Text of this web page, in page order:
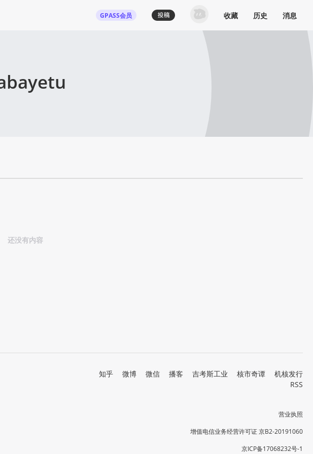
GPASS会员 收藏 历史 消息
还没有内容
知乎 微博 微信 播客 吉考斯工业 核市奇谭
机核发行
RSS
营业执照
增值电信业务经营许可证 京B2-20191060
京ICP备17068232号-1